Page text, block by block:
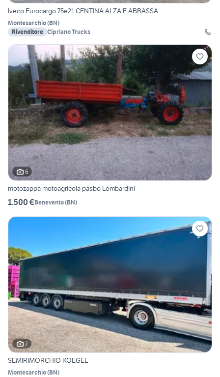
Iveco Eurocargo 75e21 CENTINA ALZA E ABBASSA
Montesarchio(BN)
Rivenditore Cipriano Trucks
6
motozappa motoagricola pasbo Lombardini
1.500 €Benevento(BN)
7
SEMIRIMORCHIO KOEGEL
Montesarchio(BN)